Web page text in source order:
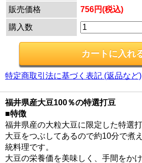
販売価格
756円(税込)
購入数
特定商取引法に基づく表記 (返品など)
福井県産大豆100％の特選打豆
■特徴
福井県産の大粒大豆に限定した特選打
大豆をつぶしてあるので約10分で煮
統料理です。
大豆の栄養価を美味しく、手間をか